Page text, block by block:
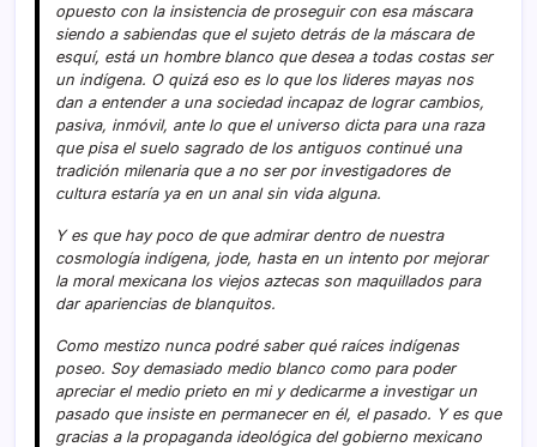
opuesto con la insistencia de proseguir con esa máscara
siendo a sabiendas que el sujeto detrás de la máscara de
esquí­, está un hombre blanco que desea a todas costas ser
un indí­gena. O quizá eso es lo que los lideres mayas nos
dan a entender a una sociedad incapaz de lograr cambios,
pasiva, inmóvil, ante lo que el universo dicta para una raza
que pisa el suelo sagrado de los antiguos continué una
tradición milenaria que a no ser por investigadores de
cultura estarí­a ya en un anal sin vida alguna.
Y es que hay poco de que admirar dentro de nuestra
cosmologí­a indí­gena, jode, hasta en un intento por mejorar
la moral mexicana los viejos aztecas son maquillados para
dar apariencias de blanquitos.
Como mestizo nunca podré saber qué raí­ces indí­genas
poseo. Soy demasiado medio blanco como para poder
apreciar el medio prieto en mi y dedicarme a investigar un
pasado que insiste en permanecer en él, el pasado. Y es que
gracias a la propaganda ideológica del gobierno mexicano